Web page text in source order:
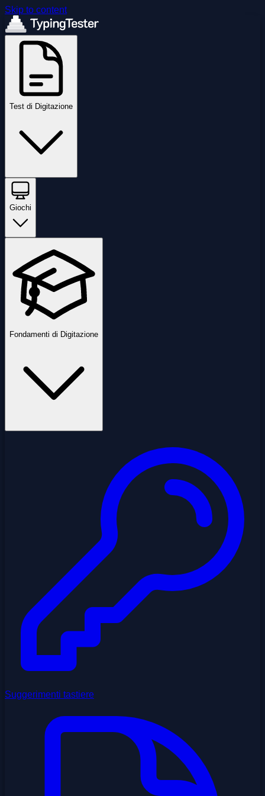
Skip to content
Test di Digitazione
Giochi
Fondamenti di Digitazione
Suggerimenti tastiere